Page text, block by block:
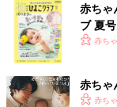
赤ちゃ
ブ 夏
く！赤ち
赤ちゃ
赤ち